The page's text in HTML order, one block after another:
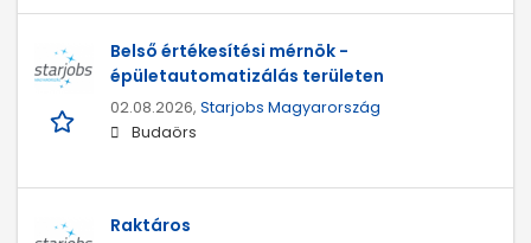
Belső értékesítési mérnök -
épületautomatizálás területen
02.08.2026, Starjobs Magyarország
Budaörs
Raktáros